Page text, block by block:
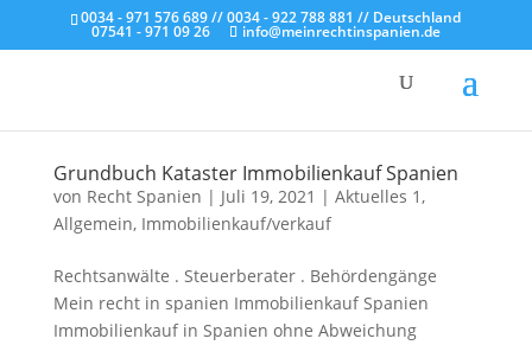
0034 - 971 576 689 // 0034 - 922 788 881 // Deutschland
07541 - 971 09 26 info@meinrechtinspanien.de
Grundbuch Kataster Immobilienkauf Spanien
von Recht Spanien | Juli 19, 2021 | Aktuelles 1,
Allgemein, Immobilienkauf/verkauf
Rechtsanwälte . Steuerberater . Behördengänge
Mein recht in spanien Immobilienkauf Spanien
Immobilienkauf in Spanien ohne Abweichung